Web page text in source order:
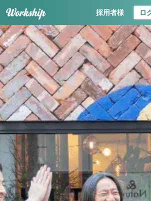
採用者様 ロ